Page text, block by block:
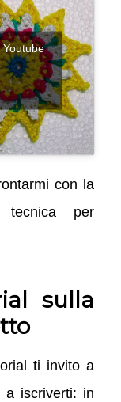
Youtube
con la
per
sulla
ti invito a
iscriverti: in